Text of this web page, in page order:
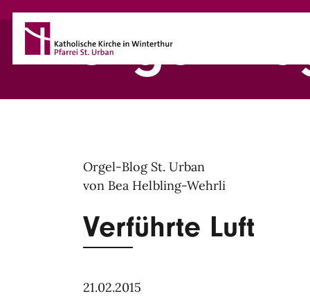
Direkt zum Inhalt
Orgel-
Orgel-Blog St. Urban
von Bea Helbling-Wehrli
Verführte Luft
21.02.2015